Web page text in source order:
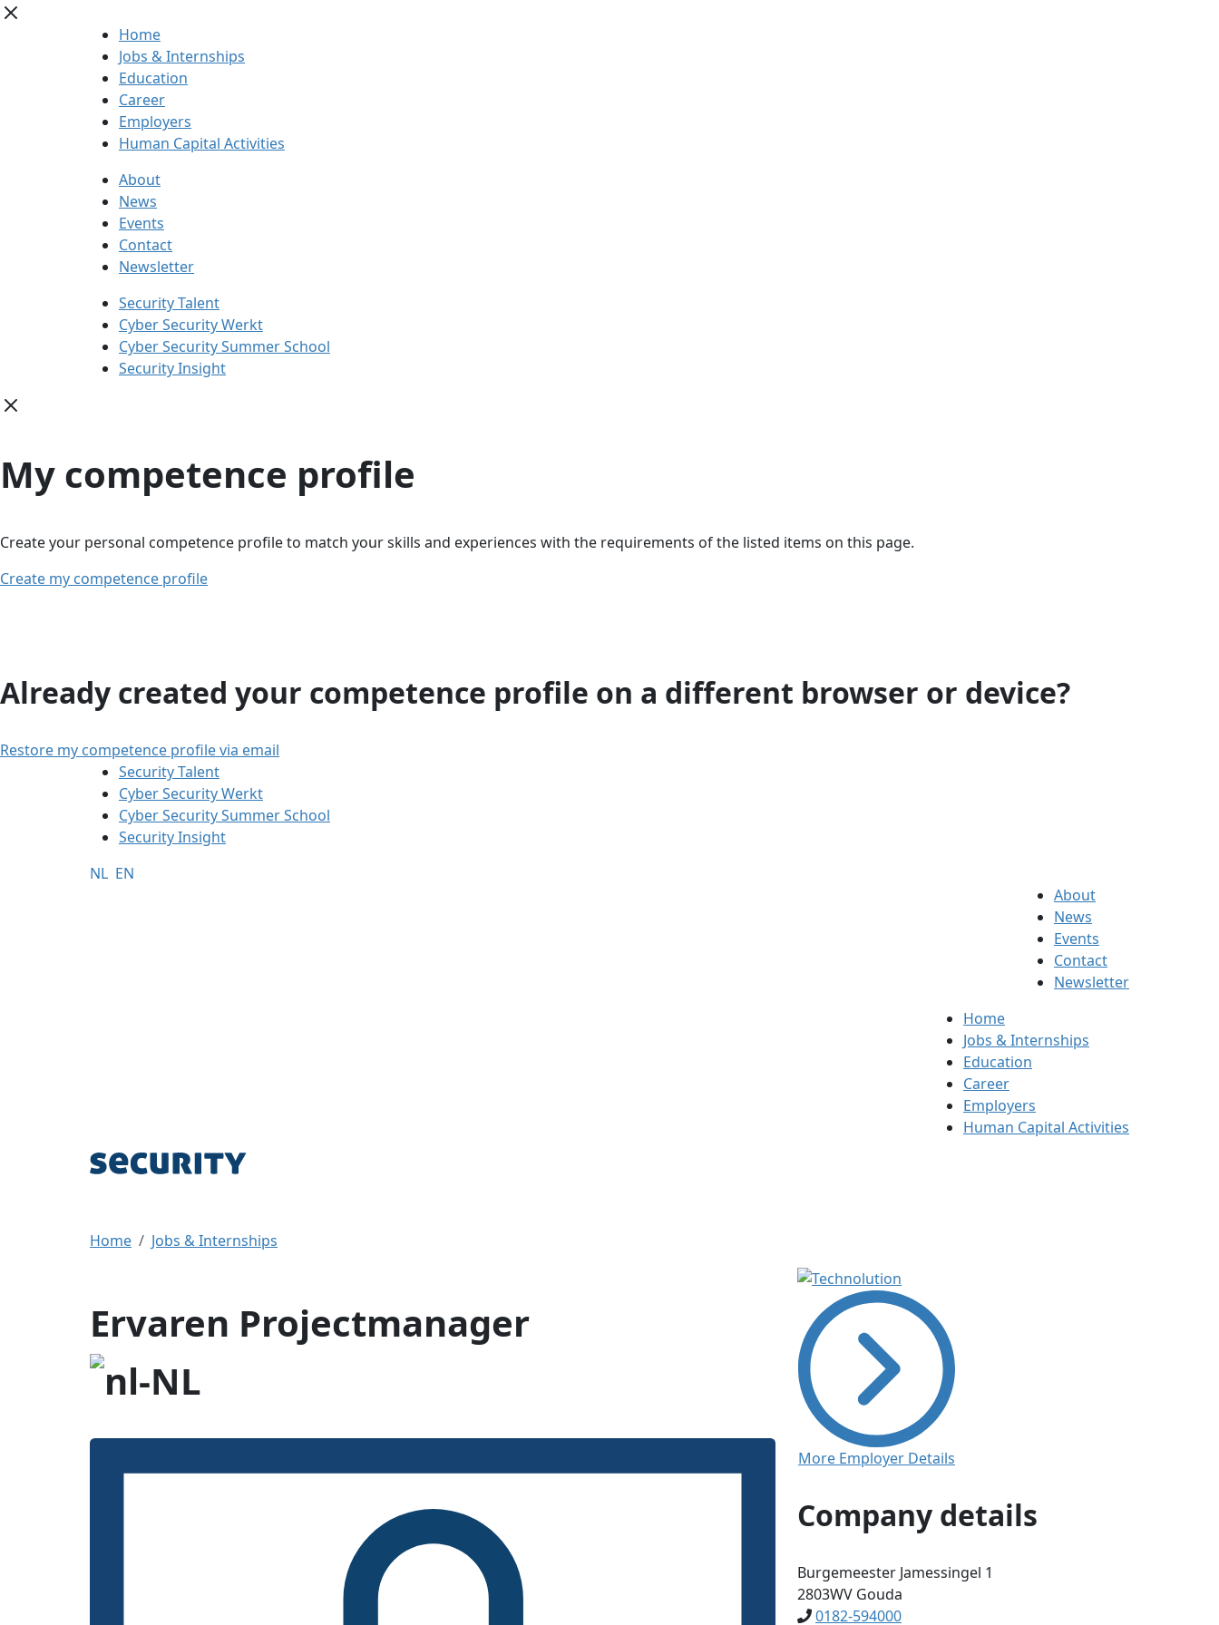
Home
Jobs & Internships
Education
Career
Employers
Human Capital Activities
About
News
Events
Contact
Newsletter
Security Talent
Cyber Security Werkt
Cyber Security Summer School
Security Insight
My competence profile
Create your personal competence profile to match your skills and experiences with the requirements of the listed items on this page.
Create my competence profile
Already created your competence profile on a different browser or device?
Restore my competence profile via email
Security Talent
Cyber Security Werkt
Cyber Security Summer School
Security Insight
NL EN
About
News
Events
Contact
Newsletter
Home
Jobs & Internships
Education
Career
Employers
Human Capital Activities
Home Jobs & Internships
Ervaren Projectmanager
More Employer Details
Company details
Burgemeester Jamessingel 1
2803WV Gouda
0182-594000